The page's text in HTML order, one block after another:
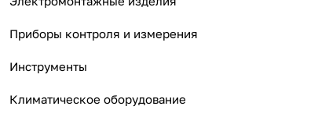
Приборы контроля и измерения
Инструменты
Климатическое оборудование